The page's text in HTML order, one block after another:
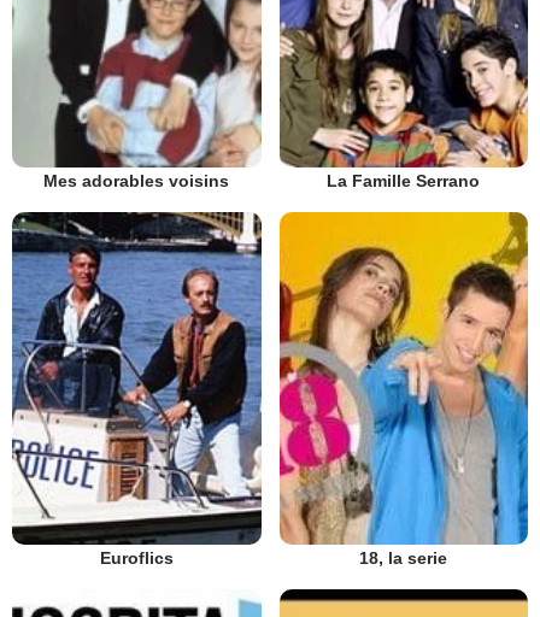
Mes adorables voisins La Famille Serrano
Euroflics 18, la serie